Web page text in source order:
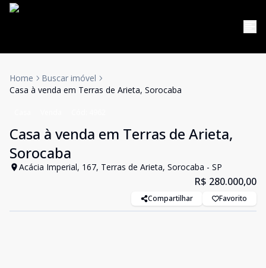
Home
Buscar imóvel
Casa à venda em Terras de Arieta, Sorocaba
Casa à venda em Terras de Arieta,
Sorocaba
Acácia Imperial, 167, Terras de Arieta, Sorocaba - SP
R$ 280.000,00
Compartilhar Favorito